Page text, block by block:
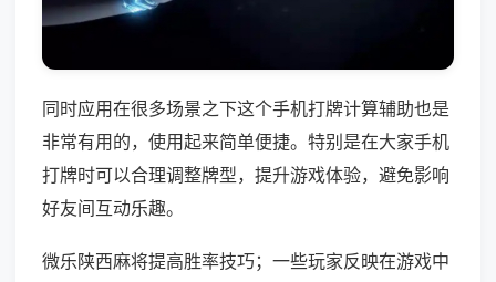
同时应用在很多场景之下这个手机打牌计算辅助也是
非常有用的，使用起来简单便捷。特别是在大家手机
打牌时可以合理调整牌型，提升游戏体验，避免影响
好友间互动乐趣。
微乐陕西麻将提高胜率技巧；一些玩家反映在游戏中